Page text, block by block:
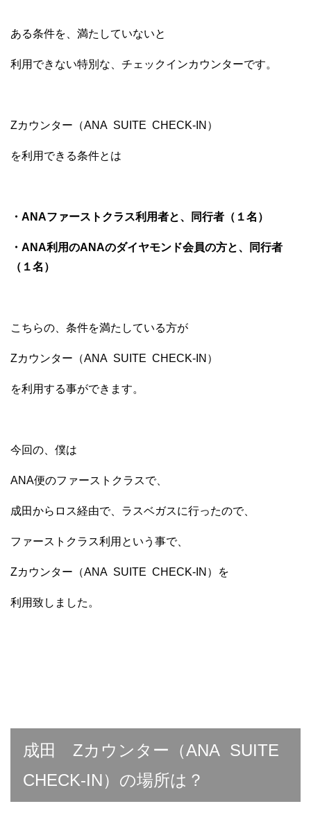
ある条件を、満たしていないと
利用できない特別な、チェックインカウンターです。
Zカウンター（ANA SUITE CHECK-IN）
を利用できる条件とは
・ANAファーストクラス利用者と、同行者（１名）
・ANA利用のANAのダイヤモンド会員の方と、同行者
（１名）
こちらの、条件を満たしている方が
Zカウンター（ANA SUITE CHECK-IN）
を利用する事ができます。
今回の、僕は
ANA便のファーストクラスで、
成田からロス経由で、ラスベガスに行ったので、
ファーストクラス利用という事で、
Zカウンター（ANA SUITE CHECK-IN）を
利用致しました。
成田 Zカウンター（ANA SUITE
CHECK-IN）の場所は？